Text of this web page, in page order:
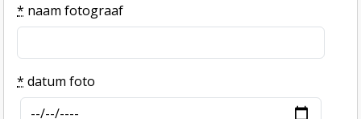
* naam fotograaf
* datum foto